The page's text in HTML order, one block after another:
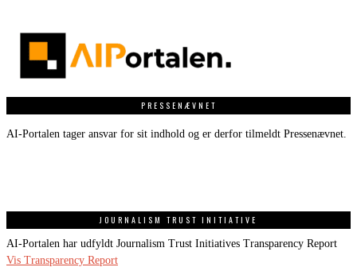
PRESSENÆVNET
AI-Portalen tager ansvar for sit indhold og er derfor tilmeldt Pressenævnet.
JOURNALISM TRUST INITIATIVE
AI-Portalen har udfyldt Journalism Trust Initiatives Transparency Report
Vis Transparency Report